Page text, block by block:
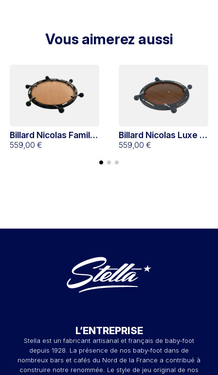
Vous aimerez aussi
Billard Nicolas Famille
Stella 6 joueurs
559,00 €
Billard Nicolas Luxe 4
joueurs
559,00 €
L’ENTREPRISE
Stella est un fabricant artisanal et français de baby-foot
depuis 1928. La présence de nos baby-foot dans de
nombreux bars et cafés du Nord de la France a contribué à
construire notre renommée. Le style de jeu original de nos